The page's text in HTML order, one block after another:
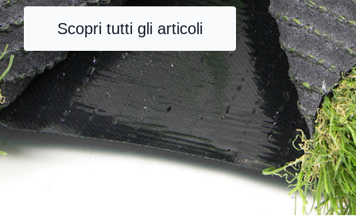
Scopri tutti gli articoli